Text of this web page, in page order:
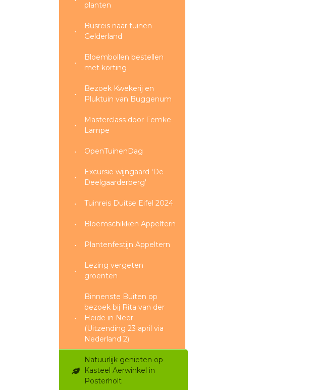
planten
Busreis naar tuinen
Gelderland
Bloembollen bestellen
met korting
Bezoek Kwekerij en
Pluktuin van Buggenum
Masterclass door Femke
Lampe
OpenTuinenDag
Excursie wijngaard 'De
Deelgaarderberg'
Tuinreis Duitse Eifel 2024
Bloemschikken Appeltern
Plantenfestijn Appeltern
Lezing vergeten
groenten
Binnenste Buiten op
bezoek bij Rita van der
Heide in Neer.
(Uitzending 23 april via
Nederland 2)
Natuurlijk genieten op
Kasteel Aerwinkel in
Posterholt